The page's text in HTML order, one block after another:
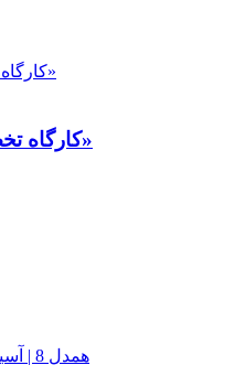
کارگاه تخصصی «سواد زندگی مشترک»